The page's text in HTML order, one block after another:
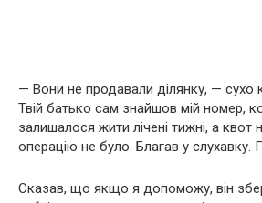
— Вони не продавали ділянку, — сухо
Твій батько сам знайшов мій номер,
залишалося жити лічені тижні, а квот
операцію не було. Благав у слухавку.
Сказав, що якщо я допоможу, він